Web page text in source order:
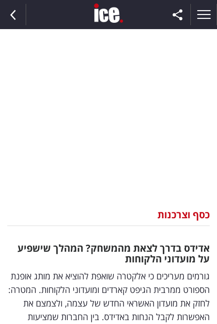
וצרכנות
דיגיטל
וטק
שיווק
ופרסום
כסף וצרכנות
אדידס בדרך לצאת מהמשחק? המהלך שישפיע
על מועדוני הלקוחות
גורמים מעריכים כי אלקטרה שואפת להוציא את מותג אופנת
הספורט ממרבית הגיפט קארדים ומועדוני הלקוחות. המטרה:
לחזק את מועדון האשראי החדש של עצמה, ולצמצם את
האפשרות לקבל הנחות באדידס. בין החברות שמציעות